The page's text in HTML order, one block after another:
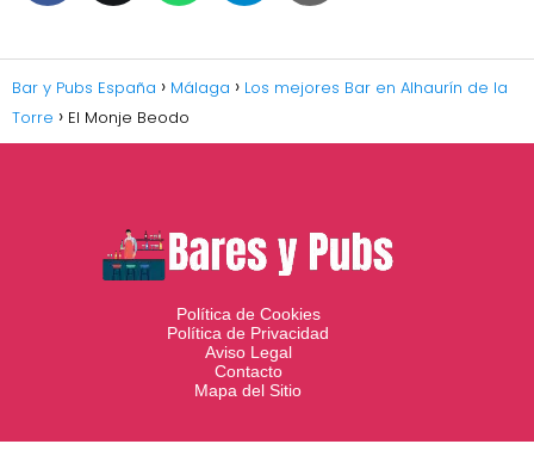
Bar y Pubs España Málaga
Los mejores Bar en Alhaurín de la
Torre
El Monje Beodo
Política de Cookies
Política de Privacidad
Aviso Legal
Contacto
Mapa del Sitio